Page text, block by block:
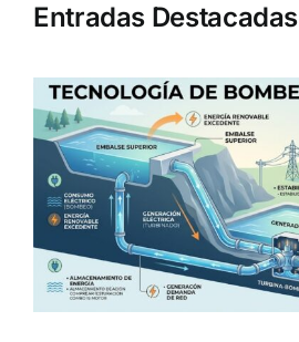
Entradas Destacadas